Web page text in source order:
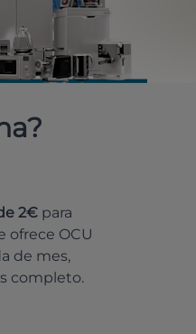
2€ para
ofrece OCU
de mes,
completo.